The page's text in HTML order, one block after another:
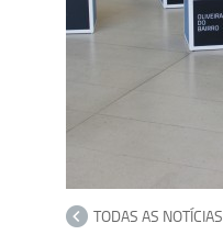
TODAS AS NOTÍCIAS